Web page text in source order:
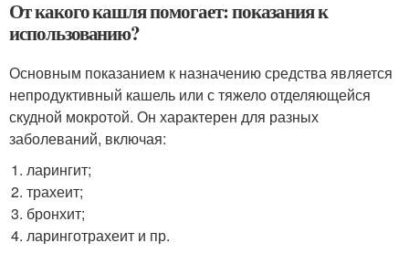
От какого кашля помогает: показания к
использованию?
Основным показанием к назначению средства является
непродуктивный кашель или с тяжело отделяющейся
скудной мокротой. Он характерен для разных
заболеваний, включая:
ларингит;
трахеит;
бронхит;
ларинготрахеит и пр.